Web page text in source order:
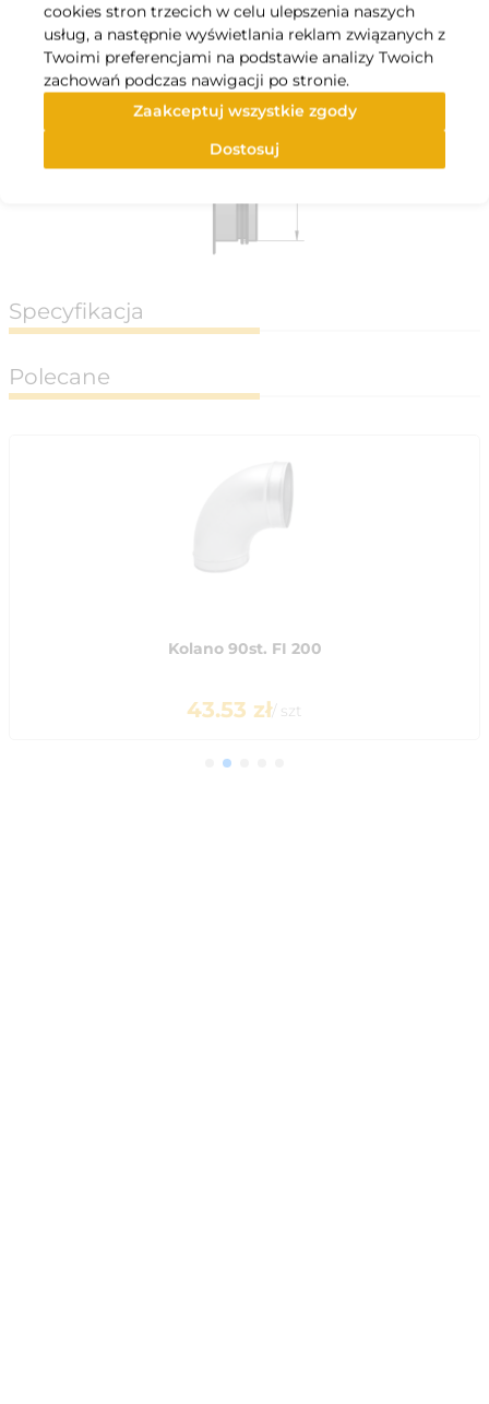
Specyfikacja
Polecane
Kolano 90st. FI 200
43.53 zł/ szt
cookies stron trzecich w celu ulepszenia naszych
usług, a następnie wyświetlania reklam związanych z
Twoimi preferencjami na podstawie analizy Twoich
zachowań podczas nawigacji po stronie.
Zaakceptuj wszystkie zgody
Dostosuj